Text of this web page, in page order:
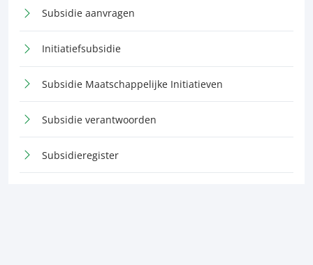
Subsidie aanvragen
Initiatiefsubsidie
Subsidie Maatschappelijke Initiatieven
Subsidie verantwoorden
Subsidieregister